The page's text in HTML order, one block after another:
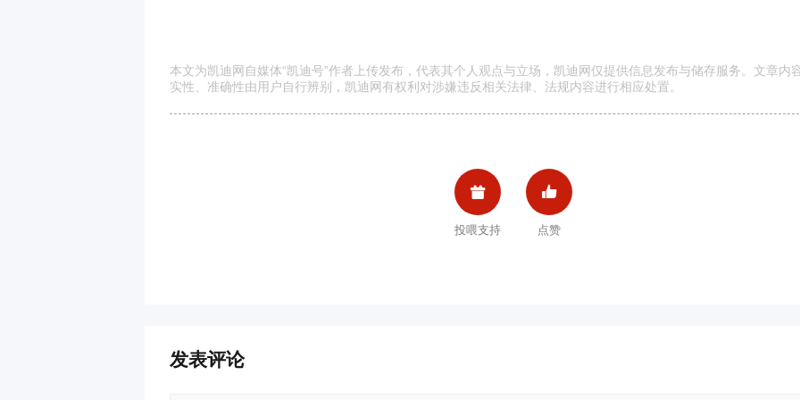
本文为凯迪网自媒体“凯迪号”作者上传发布，代表其个人观点与立场，凯迪网仅提供信息发布与储存服务。文章内
实性、准确性由用户自行辨别，凯迪网有权利对涉嫌违反相关法律、法规内容进行相应处置。

投喂支持

点赞
发表评论